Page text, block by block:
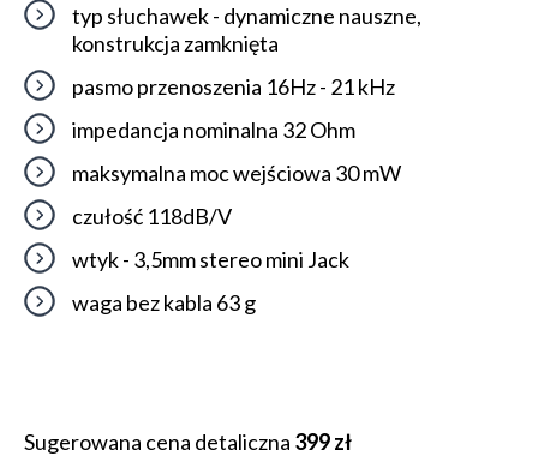
typ słuchawek - dynamiczne nauszne,
konstrukcja zamknięta
pasmo przenoszenia 16Hz - 21 kHz
impedancja nominalna 32 Ohm
maksymalna moc wejściowa 30 mW
czułość 118dB/V
wtyk - 3,5mm stereo mini Jack
waga bez kabla 63 g
Sugerowana cena detaliczna 399 zł